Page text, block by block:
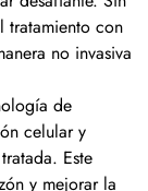
tratamiento con
no invasiva
de
celular y
Este
y mejorar la